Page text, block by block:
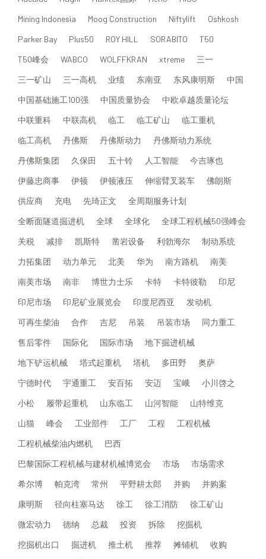
Mining Indonesia
Moog Construction Niftylift
Oshkosh
Parker Bay
Plus50 ROY HILL SORABITO
T50
T50峰会
WABCO WOLFFKRAN xtreme
三一
三一矿山
三一高机 业绩 东南亚 东风康明斯
中国
中国基础施工100强
中国质量协会
中欧卓越质量论坛
中联重科
中联高机 临工 临工矿山
临工重机
临工高机
丹佛斯 丹佛斯动力
丹佛斯动力系统
丹佛斯集团
久保田 五十铃 人工智能
今吉琢也
伊藤忠商事
伊顿 伊顿液压 伸缩臂叉装车
佛朗斯
供应商
充电 先琦正文
全周期服务计划
全断面隧道掘进机
全球 全球化
全球工程机械50强峰会
关税
减排 凯斯特 凿岩设备 利勃海尔
制动系统
力拓集团
动力单元 北美 华为 南方路机
南美
南美市场
南非 博世力士乐 卡特 卡特彼勒
印尼
印尼市场
印尼矿业展览会 印度尼西亚
发动机
可再生柴油
合作 吉尼 吊装 吊装市场
同力重工
售后零件
国际化 国际市场
地下掘进机械
地下铲运机械
塔式起重机 塔机 多田野
奥萨
宁德时代
宇通重工 安百拓 安迈 宝峨
小川啓之
小松
履带起重机 山东临工 山河智能
山特维克
山猫
峰会 工业部件 工厂 工程
工程机械
工程机械柴油内燃机
巴西
巴黎国际工程机械与建材机械博览会
市场
市场需求
希尔博
帕克湾 常州 平野耕太郎 并购
并购案
康明斯
径向柱塞马达 徐工 徐工消防
徐工矿山
微宏动力
德纳 总裁 投资 拆除
挖掘机
挖掘机出口
掘进机 推土机 推荐 摊铺机
收购